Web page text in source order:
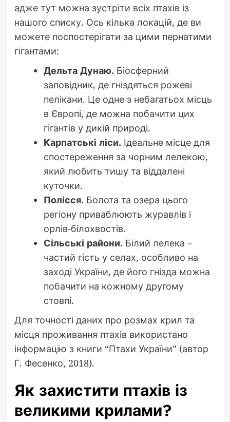
адже тут можна зустріти всіх птахів із
нашого списку. Ось кілька локацій, де ви
можете поспостерігати за цими пернатими
гігантами:
Дельта Дунаю. Біосферний
заповідник, де гніздяться рожеві
пелікани. Це одне з небагатьох місць
в Європі, де можна побачити цих
гігантів у дикій природі.
Карпатські ліси. Ідеальне місце для
спостереження за чорним лелекою,
який любить тишу та віддалені
куточки.
Полісся. Болота та озера цього
регіону приваблюють журавлів і
орлів-білохвостів.
Сільські райони. Білий лелека –
частий гість у селах, особливо на
заході України, де його гнізда можна
побачити на кожному другому
стовпі.
Для точності даних про розмах крил та
місця проживання птахів використано
інформацію з книги “Птахи України” (автор
Г. Фесенко, 2018).
Як захистити птахів із
великими крилами?